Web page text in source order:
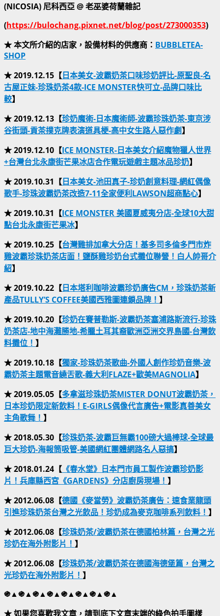
(NICOSIA) 尼科西亞 @ 老巫婆荷蘭雜記
(https://bulochang.pixnet.net/blog/post/273000353)
★ 本文所介紹的店家，設備材料的供應商： BUBBLETEA-
SHOP
★ 2019.12.15【日本美女-波霸奶茶口味珍奶評比-原聖良-名
古屋正妹-珍珠奶茶4款-ICE MONSTER快可立-品牌口味比
較】
★ 2019.12.13【珍奶魔術-日本魔術師-波霸珍珠奶茶-東京涉
谷街頭-貢茶撲克牌表演道具梗-高中女生路人惡作劇】
★ 2019.12.10【ICE MONSTER-日本美女介紹魔物獵人世界
+台灣台北永康街芒果冰店合作電玩遊戲主題冰品珍奶】
★ 2019.10.31【日本美女-池田真子-珍奶創意料理-網紅偶像
歌手-珍珠波霸奶茶改造7-11全家便利LAWSON超商點心】
★ 2019.10.31【ICE MONSTER 美國夏威夷分店-全球10大甜
點台北永康街芒果冰】
★ 2019.10.25【台灣雞排加拿大分店！基多司多倫多門市炸
雞波霸珍珠奶茶店面！鹽酥雞珍奶台式攤位聯營！白人帥哥介
紹】
★ 2019.10.22【日本塔利咖啡波霸珍奶廣告CM，珍珠奶茶新
產品TULLY’S COFFEE美國西雅圖連鎖品牌！ 】
★ 2019.10.20【珍奶在賽普勒斯-波霸奶茶塞浦路斯流行-珍珠
奶茶店-地中海灘勝地-希臘土耳其裔歐洲亞洲交界島國-台灣飲
料攤位！ 】
★ 2019.10.18【獨家-珍珠奶茶歌曲-外國人創作珍奶音樂-波
霸奶茶主題電音繞舌歌-義大利FLAZE+歐美MAGNOLIA】
★ 2019.05.05【多拿滋珍珠奶茶MISTER DONUT波霸奶茶，
日本珍奶限定新飲料！E-GIRLS偶像代言廣告+電影真善美女
主角歌舞！ 】
★ 2018.05.30【珍珠奶茶-波霸巨無霸100磅大過棒球-全球最
巨大珍奶-海報筒吸管-美國網紅團體網路名人惡搞】
★ 2018.01.24【 《春水堂》日本門市員工製作波霸珍奶影
片！兵庫縣西宮《GARDENS》分店廚房現場！ 】
★ 2012.06.08【德國《麥當勞》波霸奶茶廣告：速食業龍頭
引進珍珠奶茶台灣之光飲品！珍奶成為麥克咖啡系列飲料！ 】
★ 2012.06.08【珍珠奶茶/波霸奶茶在德國柏林篇，台灣之光
珍奶在海外附影片！ 】
★ 2012.06.08【珍珠奶茶/波霸奶茶在德國海德堡篇，台灣之
光珍奶在海外附影片！ 】
֍▲֍▲֍▲֍▲֍▲֍▲֍▲֍▲
★ 如果您喜歡我文章，請到底下文章末端的綠色拍手圖樣